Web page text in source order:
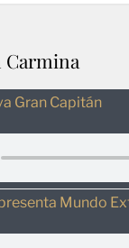
Carmina
Gran Capitán
Mundo